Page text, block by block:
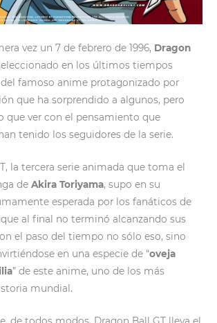
vez un 7 de febrero de 1996, Dragon
en los últimos tiempos
famoso anime protagonizado por
que ha sorprendido a algunos, pero
que ver con el pensamiento que
tenido los seguidores de la serie.
la tercera serie animada que toma el
deAkira Toriyama, supo en su
esperada por los fanáticos de
al final no terminó alcanzando sus
el paso del tiempo no sólo eso, sino
en una especie de “oveja
” de este anime, uno de los más
mundial.